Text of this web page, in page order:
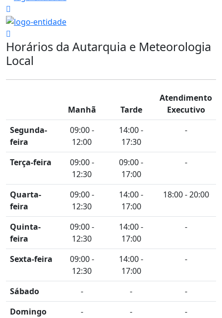
Horários da Autarquia e Meteorologia
Local
Manhã Tarde
Atendimento
Executivo
Segunda-
feira
09:00 -
12:00
14:00 -
17:30
-
Terça-feira
09:00 -
12:30
09:00 -
17:00
-
Quarta-
feira
09:00 -
12:30
14:00 -
17:00
18:00 - 20:00
Quinta-
feira
09:00 -
12:30
14:00 -
17:00
-
Sexta-feira
09:00 -
12:30
14:00 -
17:00
-
Sábado - -
-
Domingo
- - -